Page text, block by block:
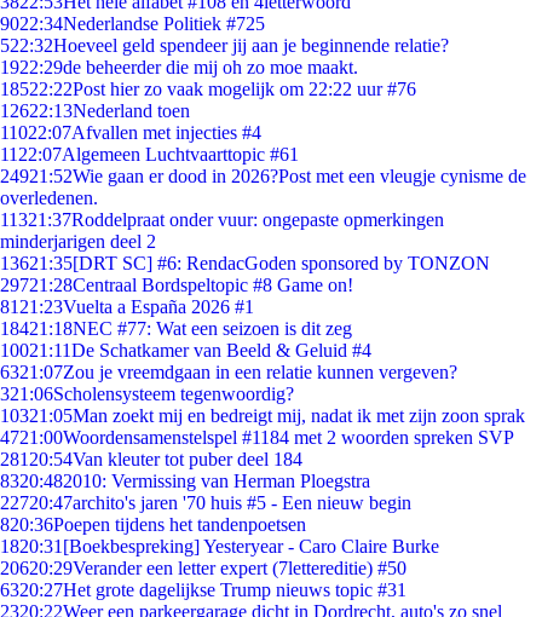
9022:34Nederlandse Politiek #725
522:32Hoeveel geld spendeer jij aan je beginnende relatie?
1922:29de beheerder die mij oh zo moe maakt.
18522:22Post hier zo vaak mogelijk om 22:22 uur #76
12622:13Nederland toen
11022:07Afvallen met injecties #4
11 22:07Algemeen Luchtvaarttopic #61
24921:52Wie gaan er dood in 2026?Post met een vleugje cynisme de
overledenen.
11321:37Roddelpraat onder vuur: ongepaste opmerkingen
minderjarigen deel 2
13621:35[DRT SC] #6: RendacGoden sponsored by TONZON
29721:28Centraal Bordspeltopic #8 Game on!
81 21:23Vuelta a España 2026 #1
18421:18NEC #77: Wat een seizoen is dit zeg
10021:11De Schatkamer van Beeld & Geluid #4
6321:07Zou je vreemdgaan in een relatie kunnen vergeven?
321:06Scholensysteem tegenwoordig?
10321:05Man zoekt mij en bedreigt mij, nadat ik met zijn zoon sprak
4721:00Woordensamenstelspel #1184 met 2 woorden spreken SVP
281 20:54Van kleuter tot puber deel 184
8320:482010: Vermissing van Herman Ploegstra
22720:47archito's jaren '70 huis #5 - Een nieuw begin
820:36Poepen tijdens het tandenpoetsen
1820:31 [Boekbespreking] Yesteryear - Caro Claire Burke
20620:29Verander een letter expert (7lettereditie) #50
6320:27Het grote dagelijkse Trump nieuws topic #31
2320:22Weer een parkeergarage dicht in Dordrecht, auto's zo snel